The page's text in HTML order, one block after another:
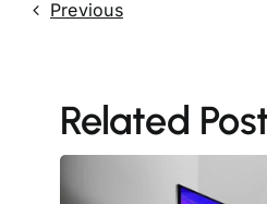
Previous
Related